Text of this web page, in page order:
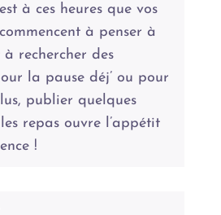
à ces heures que vos
à penser à
à rechercher des
la pause déj’ ou pour
publier quelques
repas ouvre l’appétit
!